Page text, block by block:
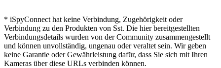
* iSpyConnect hat keine Verbindung, Zugehörigkeit oder
Verbindung zu den Produkten von Sst. Die hier bereitgestellten
Verbindungsdetails wurden von der Community zusammengestellt
und können unvollständig, ungenau oder veraltet sein. Wir geben
keine Garantie oder Gewährleistung dafür, dass Sie sich mit Ihren
Kameras über diese URLs verbinden können.